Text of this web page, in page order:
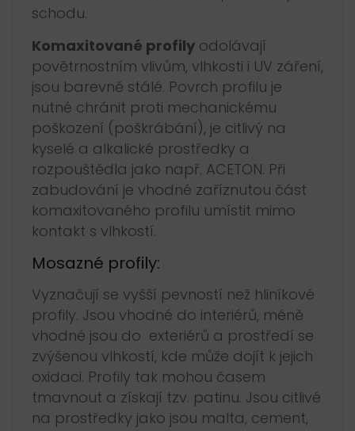
schodu.
Komaxitované profilyodolávají
povětrnostním vlivům, vlhkosti i UV záření,
jsou barevně stálé. Povrch profilu je
nutné chránit proti mechanickému
poškození (poškrábání), je citlivý na
kyselé a alkalické prostředky a
rozpouštědla jako např. ACETON. Při
zabudování je vhodné zaříznutou část
komaxitovaného profilu umístit mimo
kontakt s vlhkostí.
Mosazné profily:
Vyznačují se vyšší pevností než hliníkové
profily. Jsou vhodné do interiérů, méně
vhodné jsou do exteriérů a prostředí se
zvýšenou vlhkostí, kde může dojít k jejich
oxidaci. Profily tak mohou časem
tmavnout a získají tzv. patinu. Jsou citlivé
na prostředky jako jsou malta, cement,